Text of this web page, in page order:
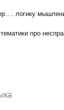
логику
про